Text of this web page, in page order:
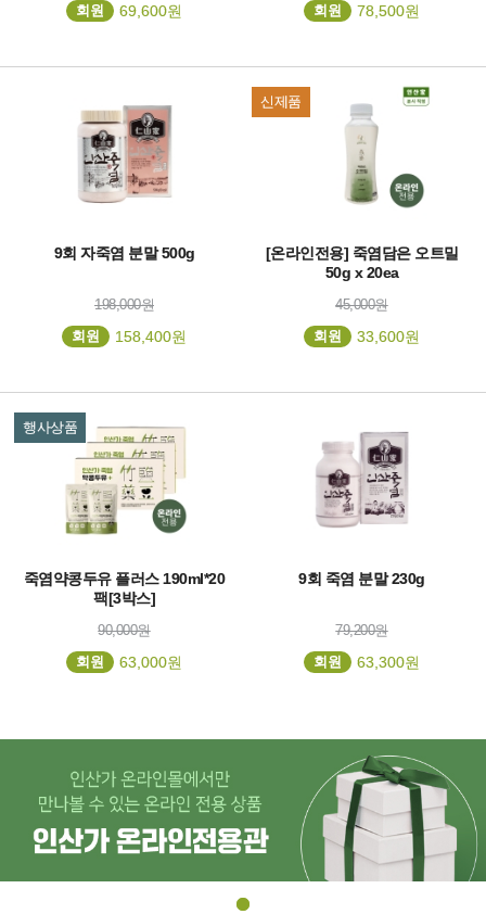
회원
69,600원
회원
78,500원
9회 자죽염 분말 500g
198,000원
회원
158,400원
신제품
[온라인전용] 죽염담은 오트밀
50g x 20ea
45,000원
회원
33,600원
행사상품
죽염약콩두유 플러스 190ml*20
팩[3박스]
90,000원
회원
63,000원
9회 죽염 분말 230g
79,200원
회원
63,300원